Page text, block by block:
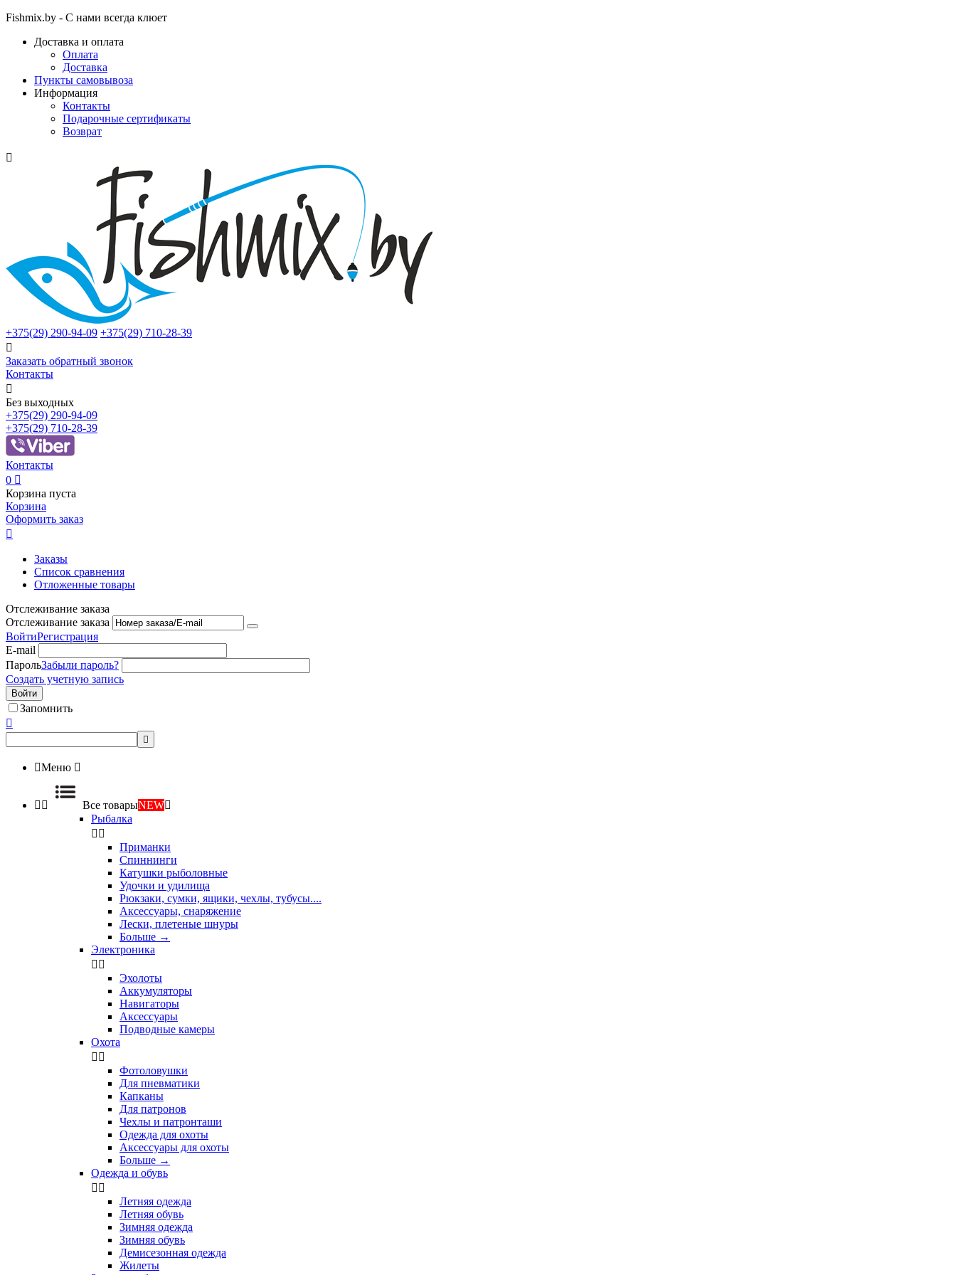
Fishmix.by - С нами всегда клюет
Доставка и оплата
Оплата
Доставка
Пункты самовывоза
Информация
Контакты
Подарочные сертификаты
Возврат

+375(29) 290-94-09 +375(29) 710-28-39

Заказать обратный звонок
Контакты

Без выходных
+375(29) 290-94-09
+375(29) 710-28-39
Контакты
0 
Корзина пуста
Корзина
Оформить заказ

Заказы
Список сравнения
Отложенные товары
Отслеживание заказа
Отслеживание заказа
ВойтиРегистрация
E-mail
ПарольЗабыли пароль?
Создать учетную запись
Войти
Запомнить


Меню 
  Все товарыNEW
Рыбалка
 
Приманки
Спиннинги
Катушки рыболовные
Удочки и удилища
Рюкзаки, сумки, ящики, чехлы, тубусы....
Аксессуары, снаряжение
Лески, плетеные шнуры
Больше →
Электроника
 
Эхолоты
Аккумуляторы
Навигаторы
Аксессуары
Подводные камеры
Охота
 
Фотоловушки
Для пневматики
Капканы
Для патронов
Чехлы и патронташи
Одежда для охоты
Аксессуары для охоты
Больше →
Одежда и обувь
 
Летняя одежда
Летняя обувь
Зимняя одежда
Зимняя обувь
Демисезонная одежда
Жилеты